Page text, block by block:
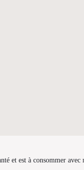
et est à consommer avec